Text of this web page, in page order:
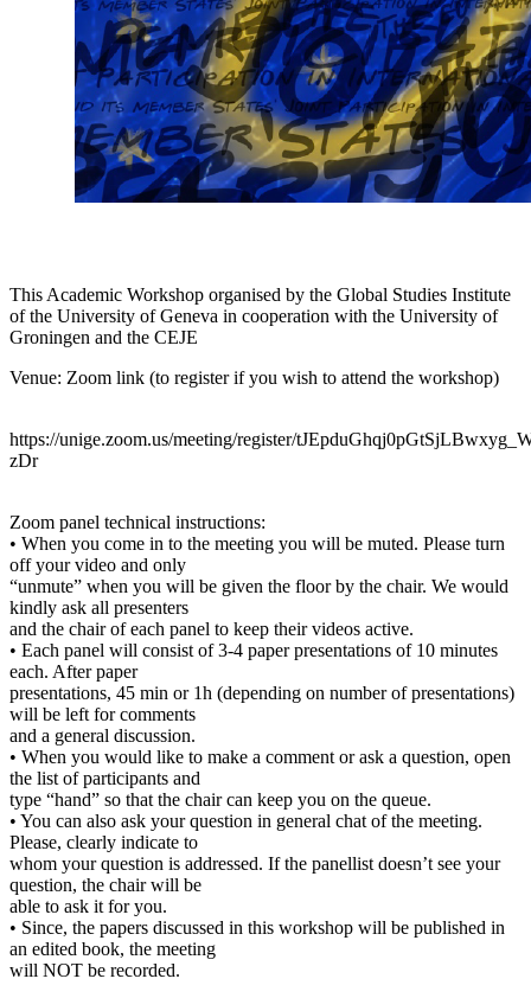
This Academic Workshop organised by the Global Studies Institute
of the University of Geneva in cooperation with the University of
Groningen and the CEJE
Venue: Zoom link (to register if you wish to attend the workshop)
https://unige.zoom.us/meeting/register/
zDr
Zoom panel technical instructions:
• When you come in to the meeting you will be muted. Please turn
off your video and only
“unmute” when you will be given the floor by the chair. We would
kindly ask all presenters
and the chair of each panel to keep their videos active.
• Each panel will consist of 3-4 paper presentations of 10 minutes
each. After paper
presentations, 45 min or 1h (depending on number of presentations)
will be left for comments
and a general discussion.
• When you would like to make a comment or ask a question, open
the list of participants and
type “hand” so that the chair can keep you on the queue.
• You can also ask your question in general chat of the meeting.
Please, clearly indicate to
whom your question is addressed. If the panellist doesn’t see your
question, the chair will be
able to ask it for you.
• Since, the papers discussed in this workshop will be published in
an edited book, the meeting
will NOT be recorded.